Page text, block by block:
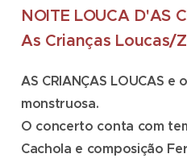
NOITE LOUCA D'AS
As Crianças Loucas/
AS CRIANÇAS LOUCAS
monstruosa.
O concerto conta com
Cachola e composição